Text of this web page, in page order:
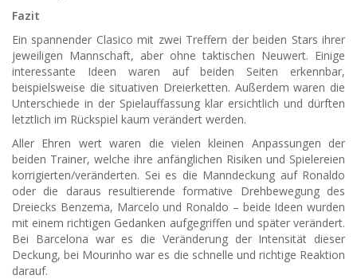
Fazit
Ein spannender Clasico mit zwei Treffern der beiden Stars ihrer
jeweiligen Mannschaft, aber ohne taktischen Neuwert. Einige
interessante Ideen waren auf beiden Seiten erkennbar,
beispielsweise die situativen Dreierketten. Außerdem waren die
Unterschiede in der Spielauffassung klar ersichtlich und dürften
letztlich im Rückspiel kaum verändert werden.
Aller Ehren wert waren die vielen kleinen Anpassungen der
beiden Trainer, welche ihre anfänglichen Risiken und Spielereien
korrigierten/veränderten. Sei es die Manndeckung auf Ronaldo
oder die daraus resultierende formative Drehbewegung des
Dreiecks Benzema, Marcelo und Ronaldo – beide Ideen wurden
mit einem richtigen Gedanken aufgegriffen und später verändert.
Bei Barcelona war es die Veränderung der Intensität dieser
Deckung, bei Mourinho war es die schnelle und richtige Reaktion
darauf.